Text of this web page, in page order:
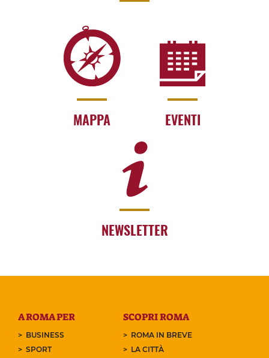
MAPPA EVENTI
NEWSLETTER
A ROMA PER
BUSINESS
SPORT
SCOPRI ROMA
ROMA IN BREVE
LA CITTÀ